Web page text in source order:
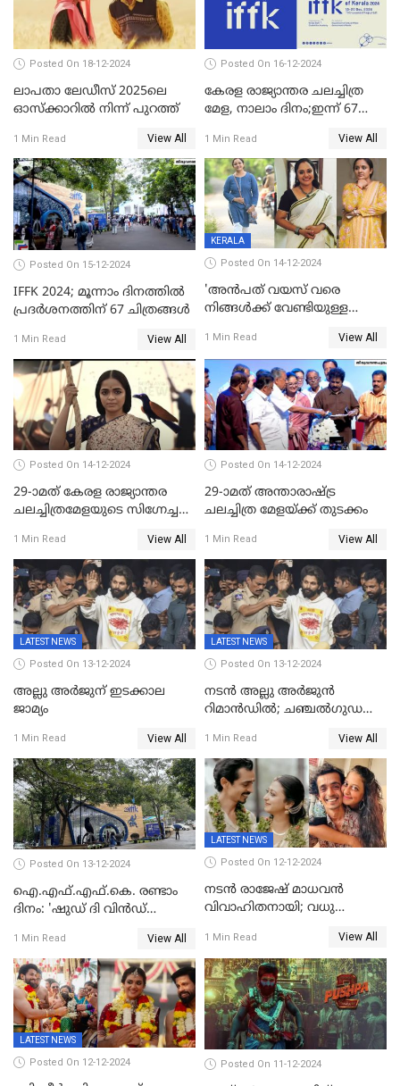
Posted On 18-12-2024
ലാപതാ ലേഡീസ് 2025ലെ
ഓസ്‌ക്കാറില്‍ നിന്ന് പുറത്ത്
1 Min Read View All
Posted On 16-12-2024
കേരള രാജ്യാന്തര ചലച്ചിത്ര
മേള, നാലാം ദിനം;ഇന്ന് 67
1 Min Read View All
Posted On 15-12-2024
IFFK 2024; മൂന്നാം ദിനത്തില്‍
പ്രദര്‍ശനത്തിന് 67 ചിത്രങ്ങള്‍
1 Min Read View All
KERALA
Posted On 14-12-2024
'അന്‍പത് വയസ് വരെ
നിങ്ങള്‍ക്ക് വേണ്ടിയുള്ള
കൂട്ട് ആവശ്യമുണ്ട്; കല്യാണം
കഴിക്കാമെന്ന് തോന്നി
തുടങ്ങിയിട്ടുണ്ടെന്ന് നിഷ
സാരംഗ്
1 Min Read View All
Posted On 14-12-2024
29-ാമത് കേരള രാജ്യാന്തര
ചലച്ചിത്രമേളയുടെ സിഗ്നേച്ചർ
1 Min Read View All
Posted On 14-12-2024
29-ാമത് അന്താരാഷ്‌ട്ര
ചലച്ചിത്ര മേളയ്‌ക്ക് തുടക്കം
1 Min Read View All
LATEST NEWS
Posted On 13-12-2024
അല്ലു അർജുന് ഇടക്കാല
ജാമ്യം
1 Min Read View All
LATEST NEWS
Posted On 13-12-2024
നടൻ അല്ലു അർജുൻ
റിമാൻഡിൽ; ചഞ്ചൽഗുഡ
1 Min Read View All
Posted On 13-12-2024
ഐ.എഫ്.എഫ്.കെ. രണ്ടാം
ദിനം: 'ഷുഡ് ദി വിൻഡ്
'കിഷ്‌കികിന്ധാ കാണ്ഡം' വരെ
1 Min Read View All
LATEST NEWS
Posted On 12-12-2024
നടൻ രാജേഷ് മാധവൻ
വിവാഹിതനായി; വധു
കാരാട്ട്
1 Min Read View All
LATEST NEWS
Posted On 12-12-2024 Posted On 11-12-2024